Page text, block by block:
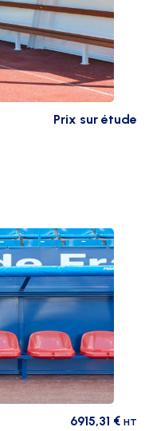
Prix sur étude
6915,31 € HT